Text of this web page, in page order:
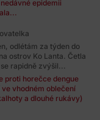
epidemii
odlétám za týden do
ostrov Ko Lanta. Četla
rapidně zvýšil...
proti horečce dengue
ve vhodném oblečení
a dlouhé rukávy)